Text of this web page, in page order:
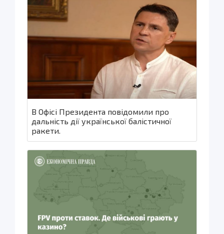
В Офісі Президента повідомили про
дальність дії української балістичної
ракети.